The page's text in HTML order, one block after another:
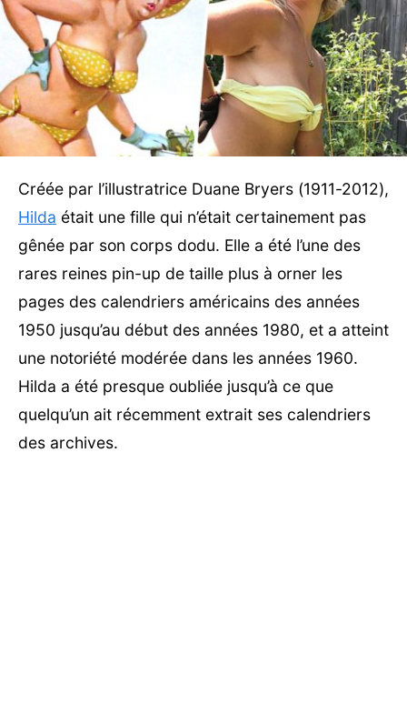
Créée par l’illustratrice Duane Bryers (1911-2012),
Hilda était une fille qui n’était certainement pas
gênée par son corps dodu. Elle a été l’une des
rares reines pin-up de taille plus à orner les
pages des calendriers américains des années
1950 jusqu’au début des années 1980, et a atteint
une notoriété modérée dans les années 1960.
Hilda a été presque oubliée jusqu’à ce que
quelqu’un ait récemment extrait ses calendriers
des archives.